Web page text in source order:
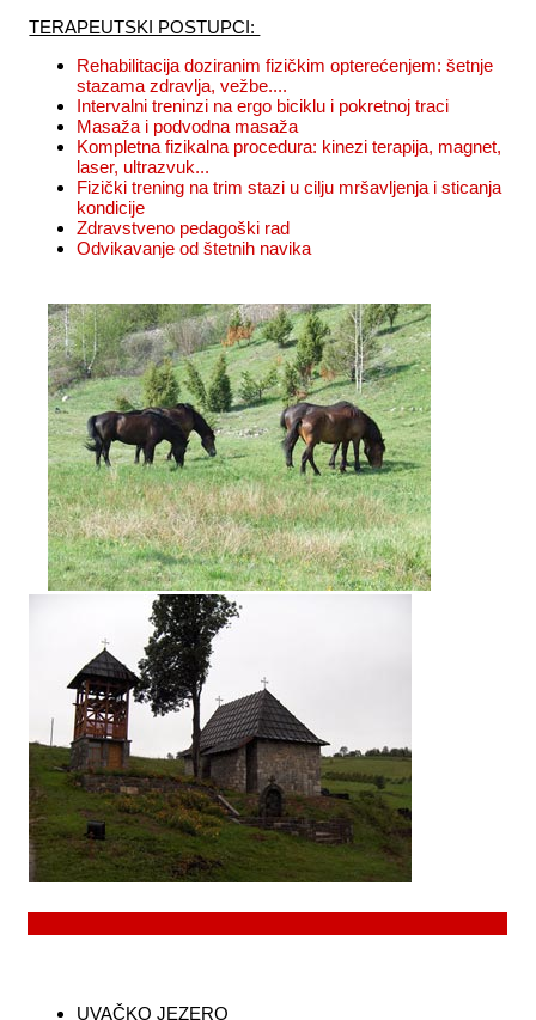
TERAPEUTSKI POSTUPCI:
Rehabilitacija doziranim fizičkim opterećenjem: šetnje
stazama zdravlja, vežbe....
Intervalni treninzi na ergo biciklu i pokretnoj traci
Masaža i podvodna masaža
Kompletna fizikalna procedura: kinezi terapija, magnet,
laser, ultrazvuk...
Fizički trening na trim stazi u cilju mršavljenja i sticanja
kondicije
Zdravstveno pedagoški rad
Odvikavanje od štetnih navika
UVAČKO JEZERO